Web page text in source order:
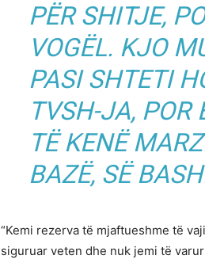
PËR SHITJE,
VOGËL. KJO
PASI SHTETI
TVSH-JA, POR
TË KENË
BAZË, SË
“Kemi rezerva të mjaftueshme të
siguruar veten dhe nuk jemi të